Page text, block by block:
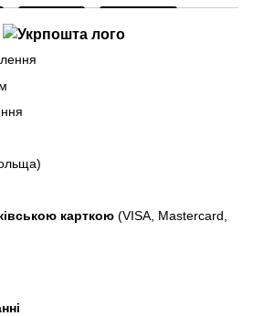
карткою (VISA, Mastercard,